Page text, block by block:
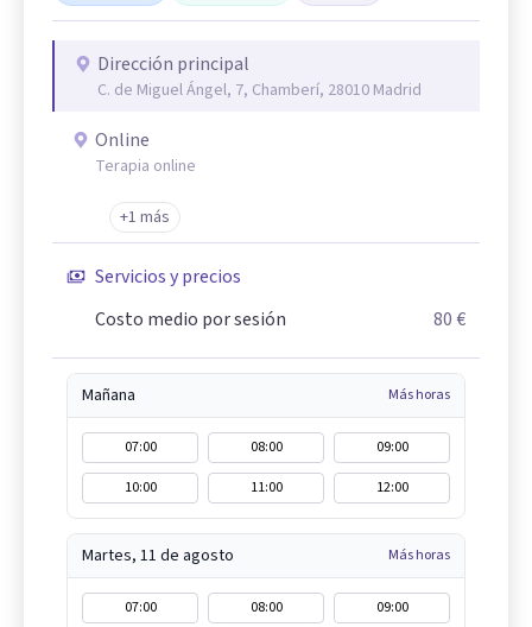
Dirección principal
C. de Miguel Ángel, 7, Chamberí, 28010 Madrid
Online
Terapia online
+1 más
Servicios y precios
Costo medio por sesión
80 €
Mañana Más horas
07:00 08:00
09:00
10:00
11:00 12:00
Martes, 11 de agosto Más horas
07:00 08:00
09:00